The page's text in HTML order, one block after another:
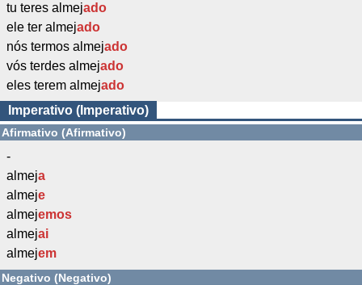
tu teres almejado
ele ter almejado
nós termos almejado
vós terdes almejado
eles terem almejado
Imperativo (Imperativo)
Afirmativo (Afirmativo)
-
almeja
almeje
almejemos
almejai
almejem
Negativo (Negativo)